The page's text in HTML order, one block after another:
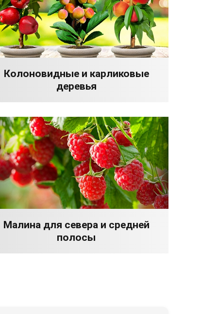
Колоновидные и карликовые
деревья
Малина для севера и средней
полосы